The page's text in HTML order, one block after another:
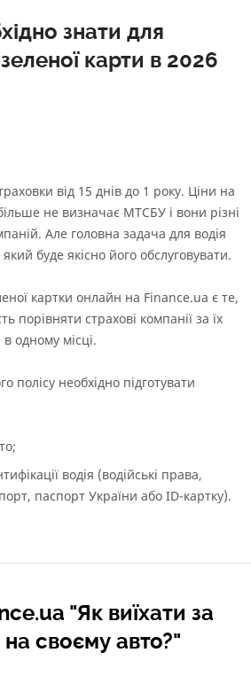
знати для
карти в 2026
від 15 днів до 1 року. Ціни на
не визначає МТСБУ і вони різні
Але головна задача для водія
буде якісно його обслуговувати.
картки онлайн на Finance.ua є те,
порівняти страхові компанії за їх
одному місці.
полісу необхідно підготувати
водія (водійські права,
паспорт України або ID-картку).
"Як виїхати за
своєму авто?"